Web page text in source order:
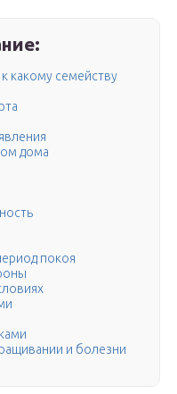
какому семейству
дома
покоя
и болезни